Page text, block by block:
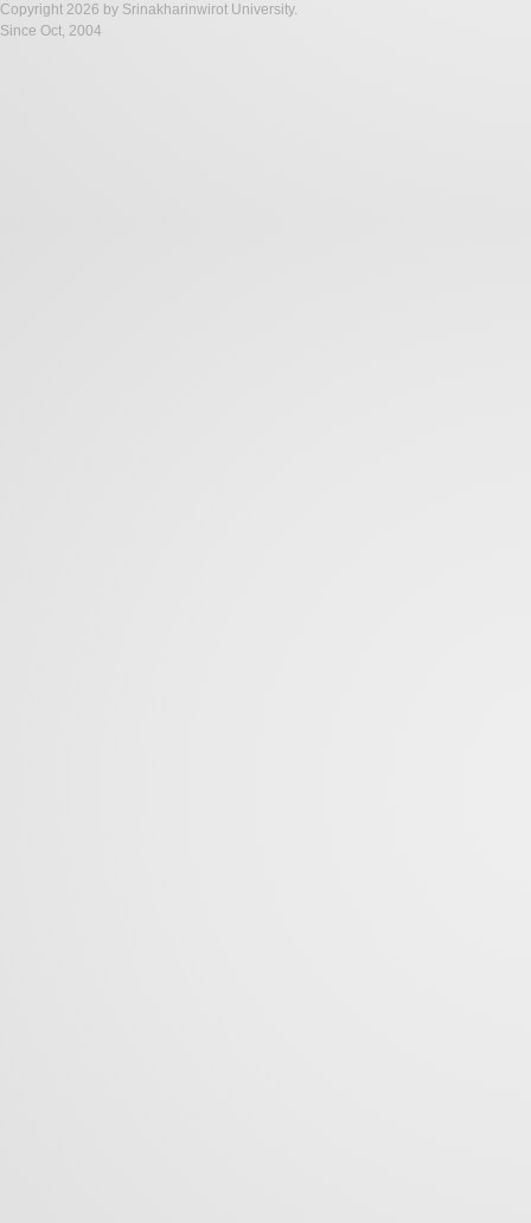
Copyright 2026 by Srinakharinwirot University.
Since Oct, 2004